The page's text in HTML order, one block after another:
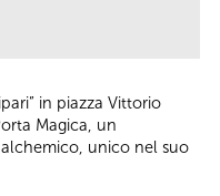
in piazza Vittorio
Magica, un
unico nel suo